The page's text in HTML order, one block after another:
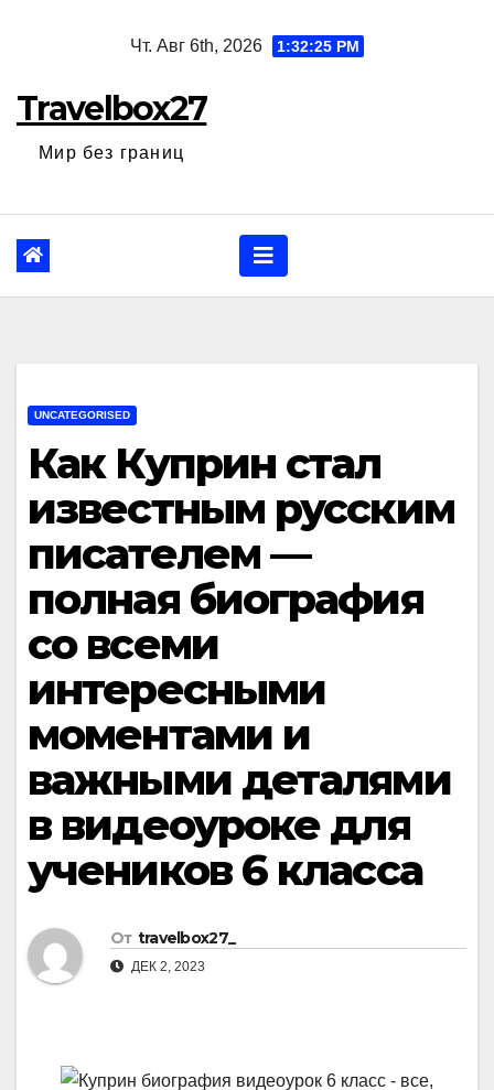
Чт. Авг 6th, 2026 1:32:26 PM
Travelbox27
Мир без границ
UNCATEGORISED
Как Куприн стал
известным русским
писателем —
полная биография
со всеми
интересными
моментами и
важными деталями
в видеоуроке для
учеников 6 класса
От travelbox27_
ДЕК 2, 2023